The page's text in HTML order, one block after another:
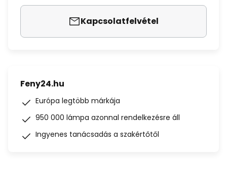
Kapcsolatfelvétel
Feny24.hu
Európa legtöbb márkája
950 000 lámpa azonnal rendelkezésre áll
Ingyenes tanácsadás a szakértőtől